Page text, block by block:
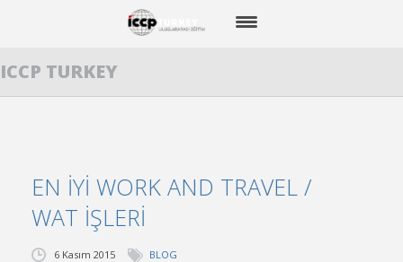
ANA SAYFA
DİL EĞİTİMİ
ICCP TURKEY
EN İYİ WORK AND TRAVEL /
WAT İŞLERİ
6 Kasım 2015 BLOG